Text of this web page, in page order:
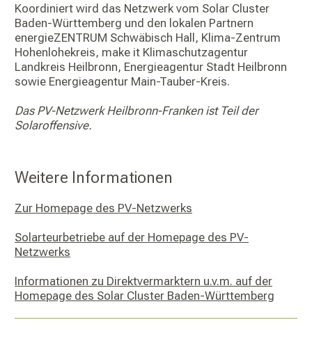
Koordiniert wird das Netzwerk vom Solar Cluster
Baden-Württemberg und den lokalen Partnern
energieZENTRUM Schwäbisch Hall, Klima-Zentrum
Hohenlohekreis, make it Klimaschutzagentur
Landkreis Heilbronn, Energieagentur Stadt Heilbronn
sowie Energieagentur Main-Tauber-Kreis.
Das PV-Netzwerk Heilbronn-Franken ist Teil der
Solaroffensive.
Weitere Informationen
Zur Homepage des PV-Netzwerks
Solarteurbetriebe auf der Homepage des PV-
Netzwerks
Informationen zu Direktvermarktern u.v.m. auf der
Homepage des Solar Cluster Baden-Württemberg